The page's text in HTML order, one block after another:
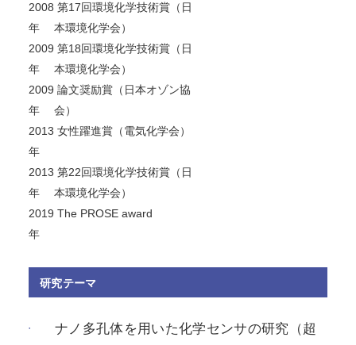
2008
年
第17回環境化学技術賞（日
本環境化学会）
2009
年
第18回環境化学技術賞（日
本環境化学会）
2009
年
論文奨励賞（日本オゾン協
会）
2013
年
女性躍進賞（電気化学会）
2013
年
第22回環境化学技術賞（日
本環境化学会）
2019
年
The PROSE award
研究テーマ
ナノ多孔体を用いた化学センサの研究（超